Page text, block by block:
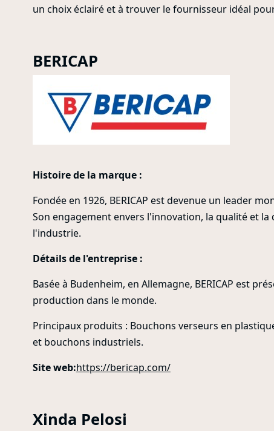
un choix éclairé et à trouver le fournisseur idéal
BERICAP
Histoire de la marque :
Fondée en 1926, BERICAP est devenue un leader
Son engagement envers l'innovation, la qualité et
l'industrie.
Détails de l'entreprise :
Basée à Budenheim, en Allemagne, BERICAP est
production dans le monde.
Principaux produits : Bouchons verseurs en
et bouchons industriels.
Site web:https://bericap.com/
Xinda Pelosi